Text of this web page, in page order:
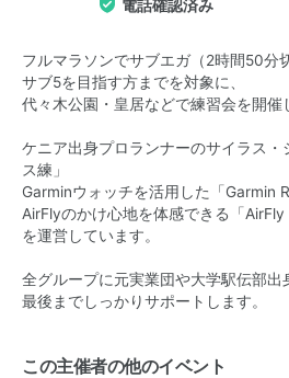
電話確認済み
フルマラソンでサブエガ（2時間50分
サブ5を目指す方までを対象に、
代々木公園・皇居などで練習会を開催
ケニア出身プロランナーのサイラス・
ス練」
Garminウォッチを活用した「Garmin
AirFlyのかけ心地を体感できる「AirFly
を運営しています。
全グループに元実業団や大学駅伝部出
最後までしっかりサポートします。
この主催者の他のイベント